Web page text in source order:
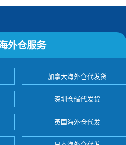
外仓服务
加拿大海外仓代发货
深圳仓储代发货
英国海外仓代发